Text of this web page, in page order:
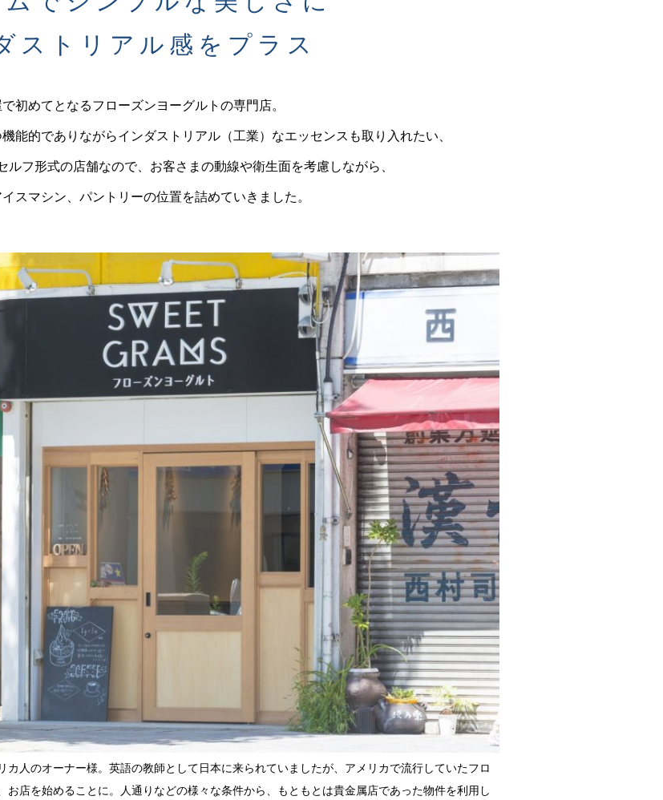
ストリアル感をプラス
初めてとなるフローズンヨーグルトの専門店。
能的でありながらインダストリアル（工業）なエッセンスも取り入れたい、
ルフ形式の店舗なので、お客さまの動線や衛生面を考慮しながら、
スマシン、パントリーの位置を詰めていきました。
カ人のオーナー様。英語の教師として日本に来られていましたが、アメリカで流行していたフロ
店を始めることに。人通りなどの様々な条件から、もともとは貴金属店であった物件を利用し